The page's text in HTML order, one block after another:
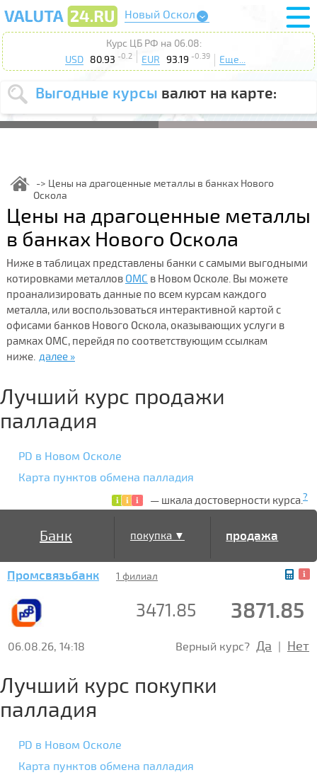
Новый Оскол
Курс ЦБ РФ на 06.08:
USD 80.93 -0.2 EUR 93.19 -0.39 Еще...
Выгодные курсы валют на карте:
Выберите
USD EUR
курс от
Выберите
действие:
Поиск
Цены на драгоценные металлы в банках Нового
Оскола
Цены на драгоценные металлы
в банках Нового Оскола
Ниже в таблицах представлены банки с самыми выгодными
котировками металлов ОМС в Новом Осколе. Вы можете
проанализировать данные по всем курсам каждого
металла, или воспользоваться интерактивной картой с
офисами банков Нового Оскола, оказывающих услуги в
рамках ОМС, перейдя по соответствующим ссылкам
ниже. далее »
Лучший курс продажи
палладия
PD в Новом Осколе
Карта пунктов обмена палладия
— шкала достоверности курса.?
Банк покупка ▼ продажа
Промсвязьбанк 1 филиал
3471.85 3871.85
06.08.26, 14:18 Верный курс? Да | Нет
Лучший курс покупки
палладия
PD в Новом Осколе
Карта пунктов обмена палладия